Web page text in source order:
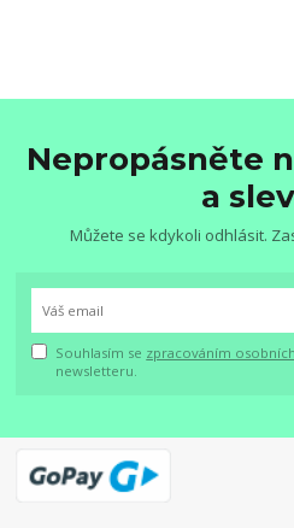
Nepropásněte
a
Můžete se kdykoli odhlásit.
Souhlasím se zpracováním
newsletteru.